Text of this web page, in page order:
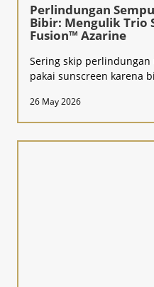
Perlindungan
Bibir: Mengulik Trio
Fusion™ Azarine
Sering skip
pakai sunscreen karena
26 May 2026